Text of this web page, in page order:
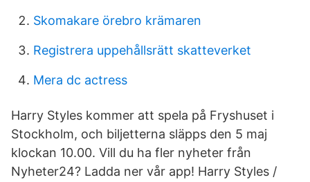
Skomakare örebro krämaren
Registrera uppehållsrätt skatteverket
Mera dc actress
Harry Styles kommer att spela på Fryshuset i
Stockholm, och biljetterna släpps den 5 maj
klockan 10.00. Vill du ha fler nyheter från
Nyheter24? Ladda ner vår app! Harry Styles /